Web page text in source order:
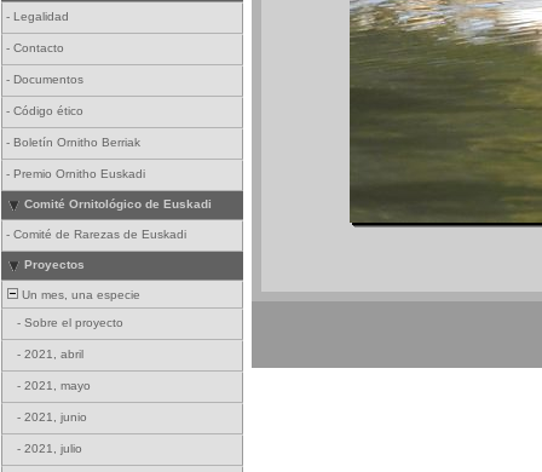
- Legalidad
- Contacto
- Documentos
- Código ético
- Boletín Ornitho Berriak
- Premio Ornitho Euskadi
Comité Ornitológico de Euskadi
- Comité de Rarezas de Euskadi
Proyectos
Un mes, una especie
- Sobre el proyecto
- 2021, abril
- 2021, mayo
- 2021, junio
- 2021, julio